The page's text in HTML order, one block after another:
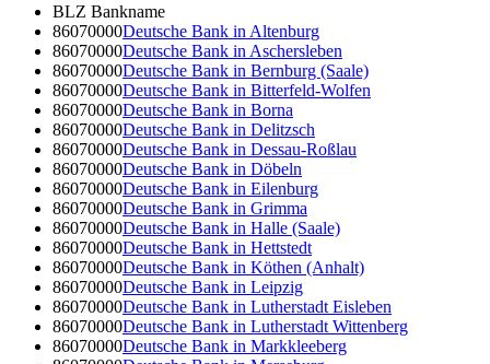
BLZ Bankname
86070000Deutsche Bank in Altenburg
86070000Deutsche Bank in Aschersleben
86070000Deutsche Bank in Bernburg (Saale)
86070000Deutsche Bank in Bitterfeld-Wolfen
86070000Deutsche Bank in Borna
86070000Deutsche Bank in Delitzsch
86070000Deutsche Bank in Dessau-Roßlau
86070000Deutsche Bank in Döbeln
86070000Deutsche Bank in Eilenburg
86070000Deutsche Bank in Grimma
86070000Deutsche Bank in Halle (Saale)
86070000Deutsche Bank in Hettstedt
86070000Deutsche Bank in Köthen (Anhalt)
86070000Deutsche Bank in Leipzig
86070000Deutsche Bank in Lutherstadt Eisleben
86070000Deutsche Bank in Lutherstadt Wittenberg
86070000Deutsche Bank in Markkleeberg